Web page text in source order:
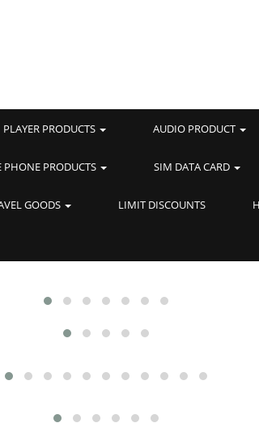
PLAYER PRODUCTS AUDIO PRODUCT
PHONE PRODUCTS SIM DATA CARD
GOODS LIMIT DISCOUNTS